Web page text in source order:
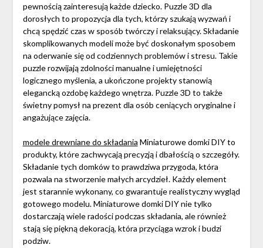
pewnością zainteresują każde dziecko. Puzzle 3D dla
dorosłych to propozycja dla tych, którzy szukają wyzwań i
chcą spędzić czas w sposób twórczy i relaksujący. Składanie
skomplikowanych modeli może być doskonałym sposobem
na oderwanie się od codziennych problemów i stresu. Takie
puzzle rozwijają zdolności manualne i umiejętności
logicznego myślenia, a ukończone projekty stanowią
elegancką ozdobę każdego wnętrza. Puzzle 3D to także
świetny pomysł na prezent dla osób ceniących oryginalne i
angażujące zajęcia.
modele drewniane do składania Miniaturowe domki DIY to
produkty, które zachwycają precyzją i dbałością o szczegóły.
Składanie tych domków to prawdziwa przygoda, która
pozwala na stworzenie małych arcydzieł. Każdy element
jest starannie wykonany, co gwarantuje realistyczny wygląd
gotowego modelu. Miniaturowe domki DIY nie tylko
dostarczają wiele radości podczas składania, ale również
stają się piękną dekoracją, która przyciąga wzrok i budzi
podziw.